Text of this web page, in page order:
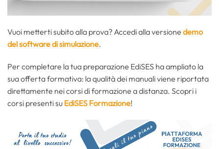
Vuoi metterti subito alla prova? Accedi alla versione demo
del software di simulazione.
Per completare la tua preparazione EdiSES ha ampliato la
sua offerta formativa: la qualità dei manuali viene riportata
direttamente nei corsi di formazione a distanza. Scopri i
corsi presenti su EdiSES Formazione!